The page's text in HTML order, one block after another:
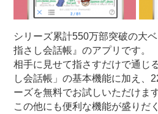
シリーズ累計550万部突破の大
指さし会話帳』のアプリです。
相手に見せて指さすだけで通じ
し会話帳」の基本機能に加え、
ーズを無料でお試しいただけます
この他にも便利な機能が盛りだ